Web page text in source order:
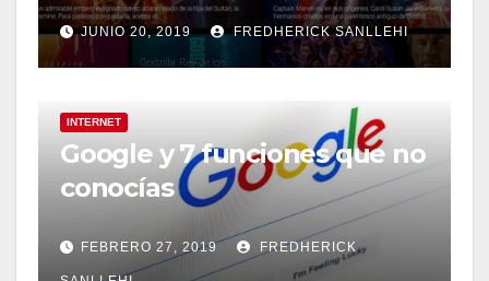
JUNIO 20, 2019 FREDHERICK SANLLEHI
INTERNET
Google y 7 funciones que no
conocías
FEBRERO 27, 2019 FREDHERICK